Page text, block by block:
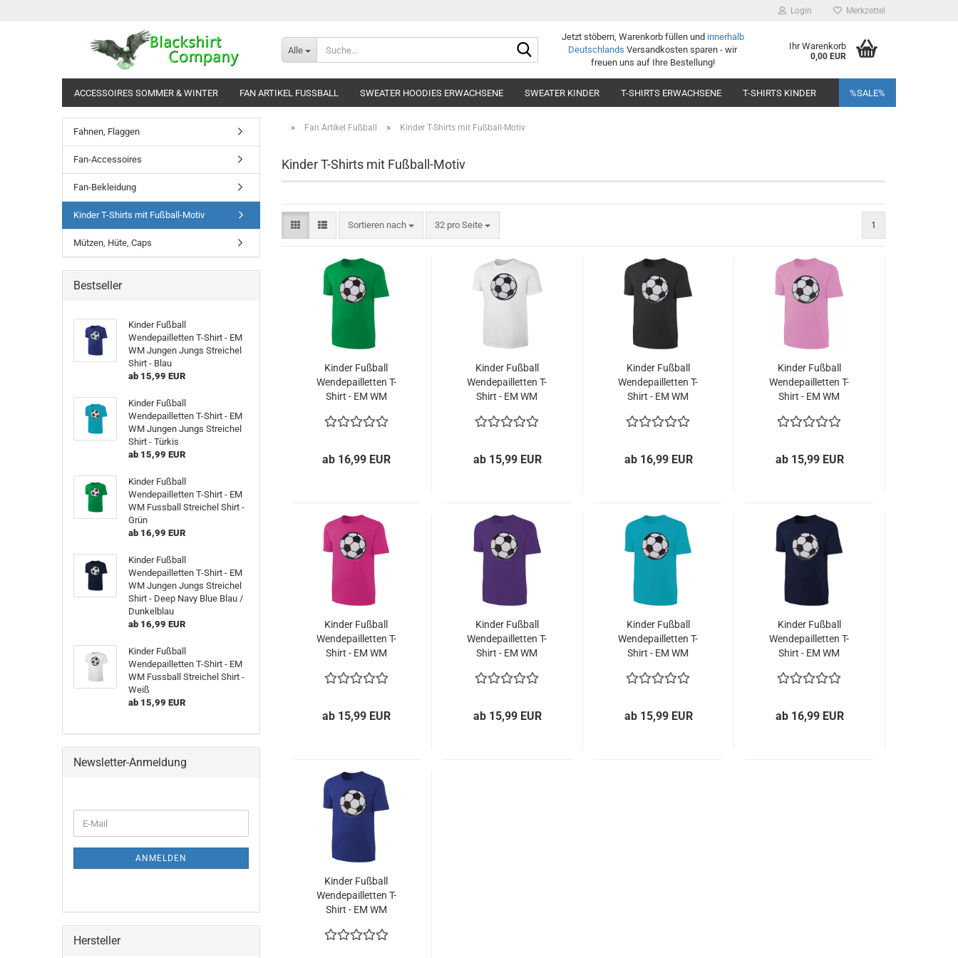
Login Merkzettel
Alle
Suche...
Jetzt stöbern, Warenkorb füllen und innerhalb
Deutschlands Versandkosten sparen - wir
freuen uns auf Ihre Bestellung!
Ihr Warenkorb
0,00 EUR
ACCESSOIRES SOMMER & WINTER FAN ARTIKEL FUSSBALL SWEATER HOODIES ERWACHSENE SWEATER KINDER T-SHIRTS ERWACHSENE T-SHIRTS KINDER %SALE%
» Fan Artikel Fußball » Kinder T-Shirts mit Fußball-Motiv
Kinder T-Shirts mit Fußball-Motiv
Sortieren nach
Sortieren nach 32 pro Seite
pro Seite 1
Kinder Fußball
Wendepailletten T-
Shirt - EM WM
Shirt - Grün
ab 16,99 EUR
Kinder Fußball
Wendepailletten T-
Shirt - EM WM
Shirt - Weiß
ab 15,99 EUR
Kinder Fußball
Wendepailletten T-
Shirt - EM WM
Shirt - Schwarz
ab 16,99 EUR
Kinder Fußball
Wendepailletten T-
Shirt - EM WM
Shirt - Rosa
ab 15,99 EUR
Kinder Fußball
Wendepailletten T-
Shirt - EM WM
Shirt - Pink
ab 15,99 EUR
Kinder Fußball
Wendepailletten T-
Shirt - EM WM
Shirt - Lila
ab 15,99 EUR
Kinder Fußball
Wendepailletten T-
Shirt - EM WM
Streichel Shirt -
ab 15,99 EUR
Kinder Fußball
Wendepailletten T-
Shirt - EM WM
Streichel Shirt -
Blau / Dunkelblau
ab 16,99 EUR
Kinder Fußball
Wendepailletten T-
Shirt - EM WM
Streichel Shirt -
Fahnen, Flaggen
Fan-Accessoires
Fan-Bekleidung
Kinder T-Shirts mit Fußball-Motiv
Mützen, Hüte, Caps
Bestseller
Kinder Fußball
Wendepailletten T-Shirt - EM
WM Jungen Jungs Streichel
Shirt - Blau
ab 15,99 EUR
Kinder Fußball
Wendepailletten T-Shirt - EM
WM Jungen Jungs Streichel
Shirt - Türkis
ab 15,99 EUR
Kinder Fußball
Wendepailletten T-Shirt - EM
WM Fussball Streichel Shirt -
Grün
ab 16,99 EUR
Kinder Fußball
Wendepailletten T-Shirt - EM
WM Jungen Jungs Streichel
Shirt - Deep Navy Blue Blau /
Dunkelblau
ab 16,99 EUR
Kinder Fußball
Wendepailletten T-Shirt - EM
WM Fussball Streichel Shirt -
Weiß
ab 15,99 EUR
Newsletter-Anmeldung
ZUR
E-
Mail
ANMELDEN
Hersteller